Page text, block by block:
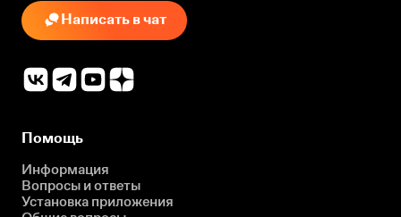
Написать в чат
Помощь
Информация
Вопросы и ответы
Установка приложения